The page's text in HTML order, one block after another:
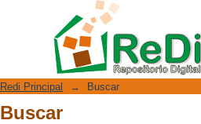
Repositorio Digital
Redi Principal → Buscar
Buscar